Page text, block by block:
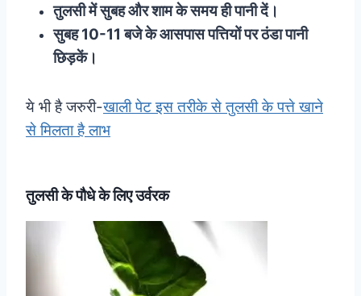
तुलसी में सुबह और शाम के समय ही पानी दें।
सुबह 10-11 बजे के आसपास पत्तियों पर ठंडा पानी
छिड़कें।
ये भी है जरुरी-खाली पेट इस तरीके से तुलसी के पत्ते खाने
से मिलता है लाभ
तुलसी के पौधे के लिए उर्वरक